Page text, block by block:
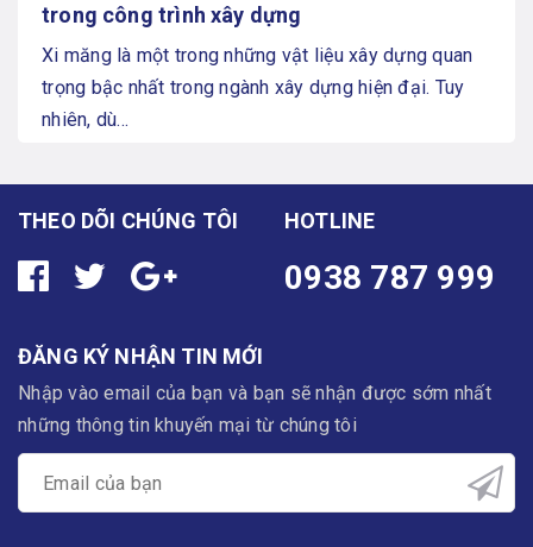
trong công trình xây dựng
Xi măng là một trong những vật liệu xây dựng quan
trọng bậc nhất trong ngành xây dựng hiện đại. Tuy
nhiên, dù...
THEO DÕI CHÚNG TÔI HOTLINE
0938 787 999
ĐĂNG KÝ NHẬN TIN MỚI
Nhập vào email của bạn và bạn sẽ nhận được sớm nhất
những thông tin khuyến mại từ chúng tôi